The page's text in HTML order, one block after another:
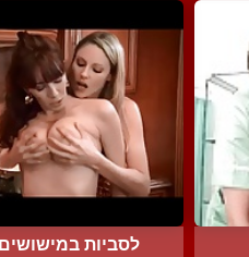
לסביות במישושים